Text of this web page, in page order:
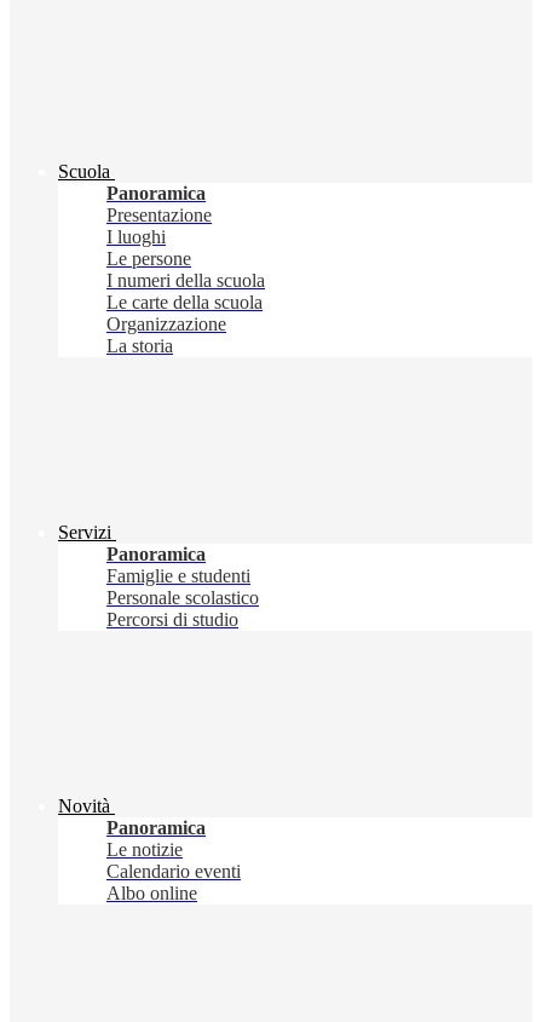
Scuola
Panoramica
Presentazione
I luoghi
Le persone
I numeri della scuola
Le carte della scuola
Organizzazione
La storia
Servizi
Panoramica
Famiglie e studenti
Personale scolastico
Percorsi di studio
Novità
Panoramica
Le notizie
Calendario eventi
Albo online